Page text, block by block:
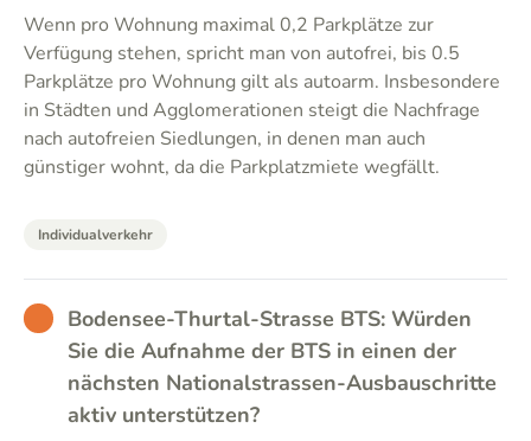
Wenn pro Wohnung maximal 0,2 Parkplätze zur
Verfügung stehen, spricht man von autofrei, bis 0.5
Parkplätze pro Wohnung gilt als autoarm. Insbesondere
in Städten und Agglomerationen steigt die Nachfrage
nach autofreien Siedlungen, in denen man auch
günstiger wohnt, da die Parkplatzmiete wegfällt.
Individualverkehr
BAD Bodensee-Thurtal-Strasse BTS: Würden
Sie die Aufnahme der BTS in einen der
nächsten Nationalstrassen-Ausbauschritte
aktiv unterstützen?